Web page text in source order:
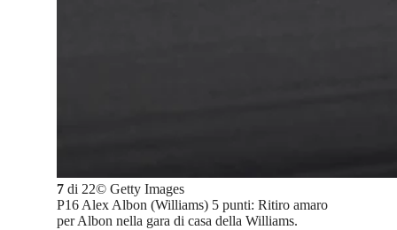
7 di 22© Getty Images
P16 Alex Albon (Williams) 5 punti: Ritiro amaro
per Albon nella gara di casa della Williams.